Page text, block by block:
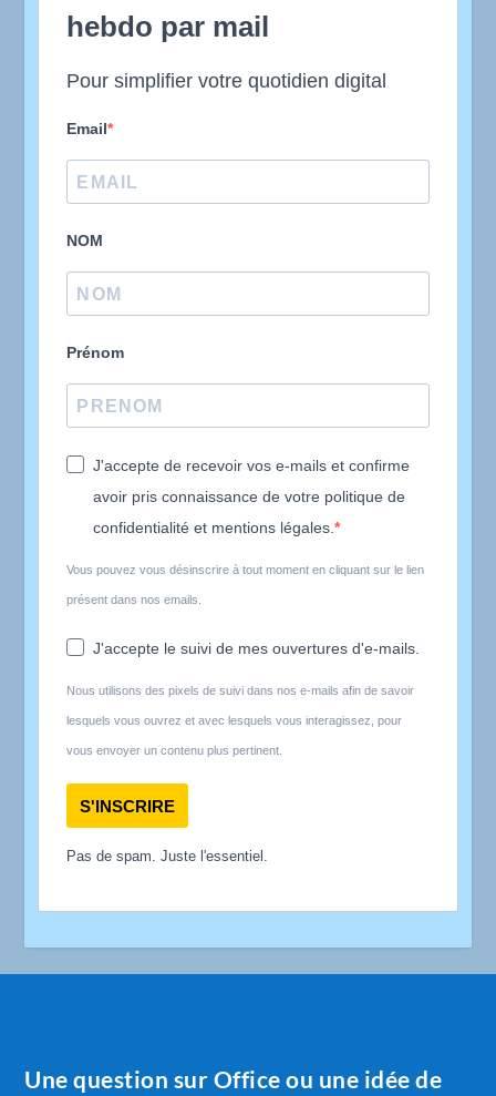
hebdo par mail
Pour simplifier votre quotidien digital
Email
NOM
Prénom
J'accepte de recevoir vos e-mails et confirme
avoir pris connaissance de votre politique de
confidentialité et mentions légales.
Vous pouvez vous désinscrire à tout moment en cliquant sur le lien
présent dans nos emails.
J'accepte le suivi de mes ouvertures d'e-mails.
Nous utilisons des pixels de suivi dans nos e-mails afin de savoir
lesquels vous ouvrez et avec lesquels vous interagissez, pour
vous envoyer un contenu plus pertinent.
S'INSCRIRE
Pas de spam. Juste l'essentiel.
Une question sur Office ou une idée de